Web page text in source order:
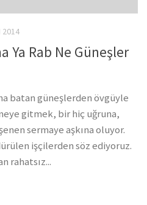
2014
Ya Rab Ne Güneşler
batan güneşlerden övgüyle
gitmek, bir hiç uğruna,
sermaye aşkına oluyor.
işçilerden söz ediyoruz.
rahatsız...